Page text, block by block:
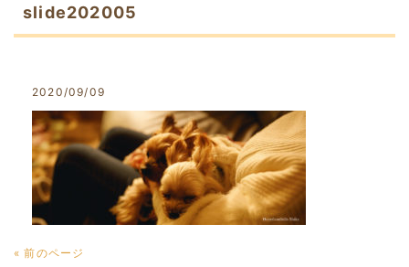
slide202005
2020/09/09
« 前のページ